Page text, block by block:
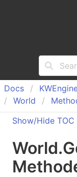
Docs
World
Show/Hide TOC
World.